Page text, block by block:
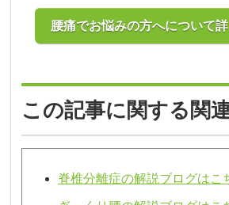
腰痛でお悩みの方へについて
この記事に関する関
脊椎分離症の解説ブログはこ